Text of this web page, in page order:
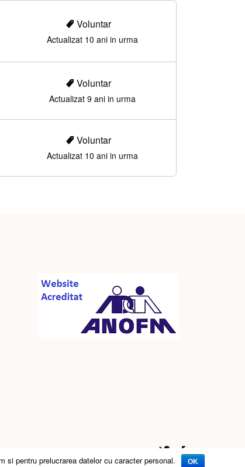
Voluntar
Actualizat 10 ani in urma
Voluntar
Actualizat 9 ani in urma
Voluntar
Actualizat 10 ani in urma
si pentru prelucrarea datelor cu caracter personal. OK